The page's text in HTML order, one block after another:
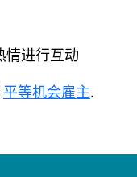
情进行互动
平等机会雇主.